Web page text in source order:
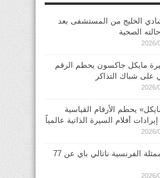
الخليج من المستشفى بعد
الصحية
2026/
مايكل جاكسون يحطم الرقم
على شباك التذاكر
2026/
يحطم الأرقام القياسية
أفلام السيرة الذاتية عالمياً
2026/
وفاة الممثلة الفرنسية ناتالي باي عن 77
2026/